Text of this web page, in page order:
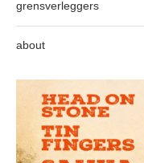
grensverleggers
about